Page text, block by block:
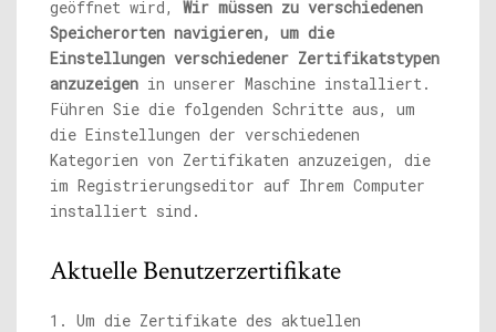
geöffnet wird, Wir müssen zu verschiedenen
Speicherorten navigieren, um die
Einstellungen verschiedener Zertifikatstypen
anzuzeigen in unserer Maschine installiert.
Führen Sie die folgenden Schritte aus, um
die Einstellungen der verschiedenen
Kategorien von Zertifikaten anzuzeigen, die
im Registrierungseditor auf Ihrem Computer
installiert sind.
Aktuelle Benutzerzertifikate
1. Um die Zertifikate des aktuellen